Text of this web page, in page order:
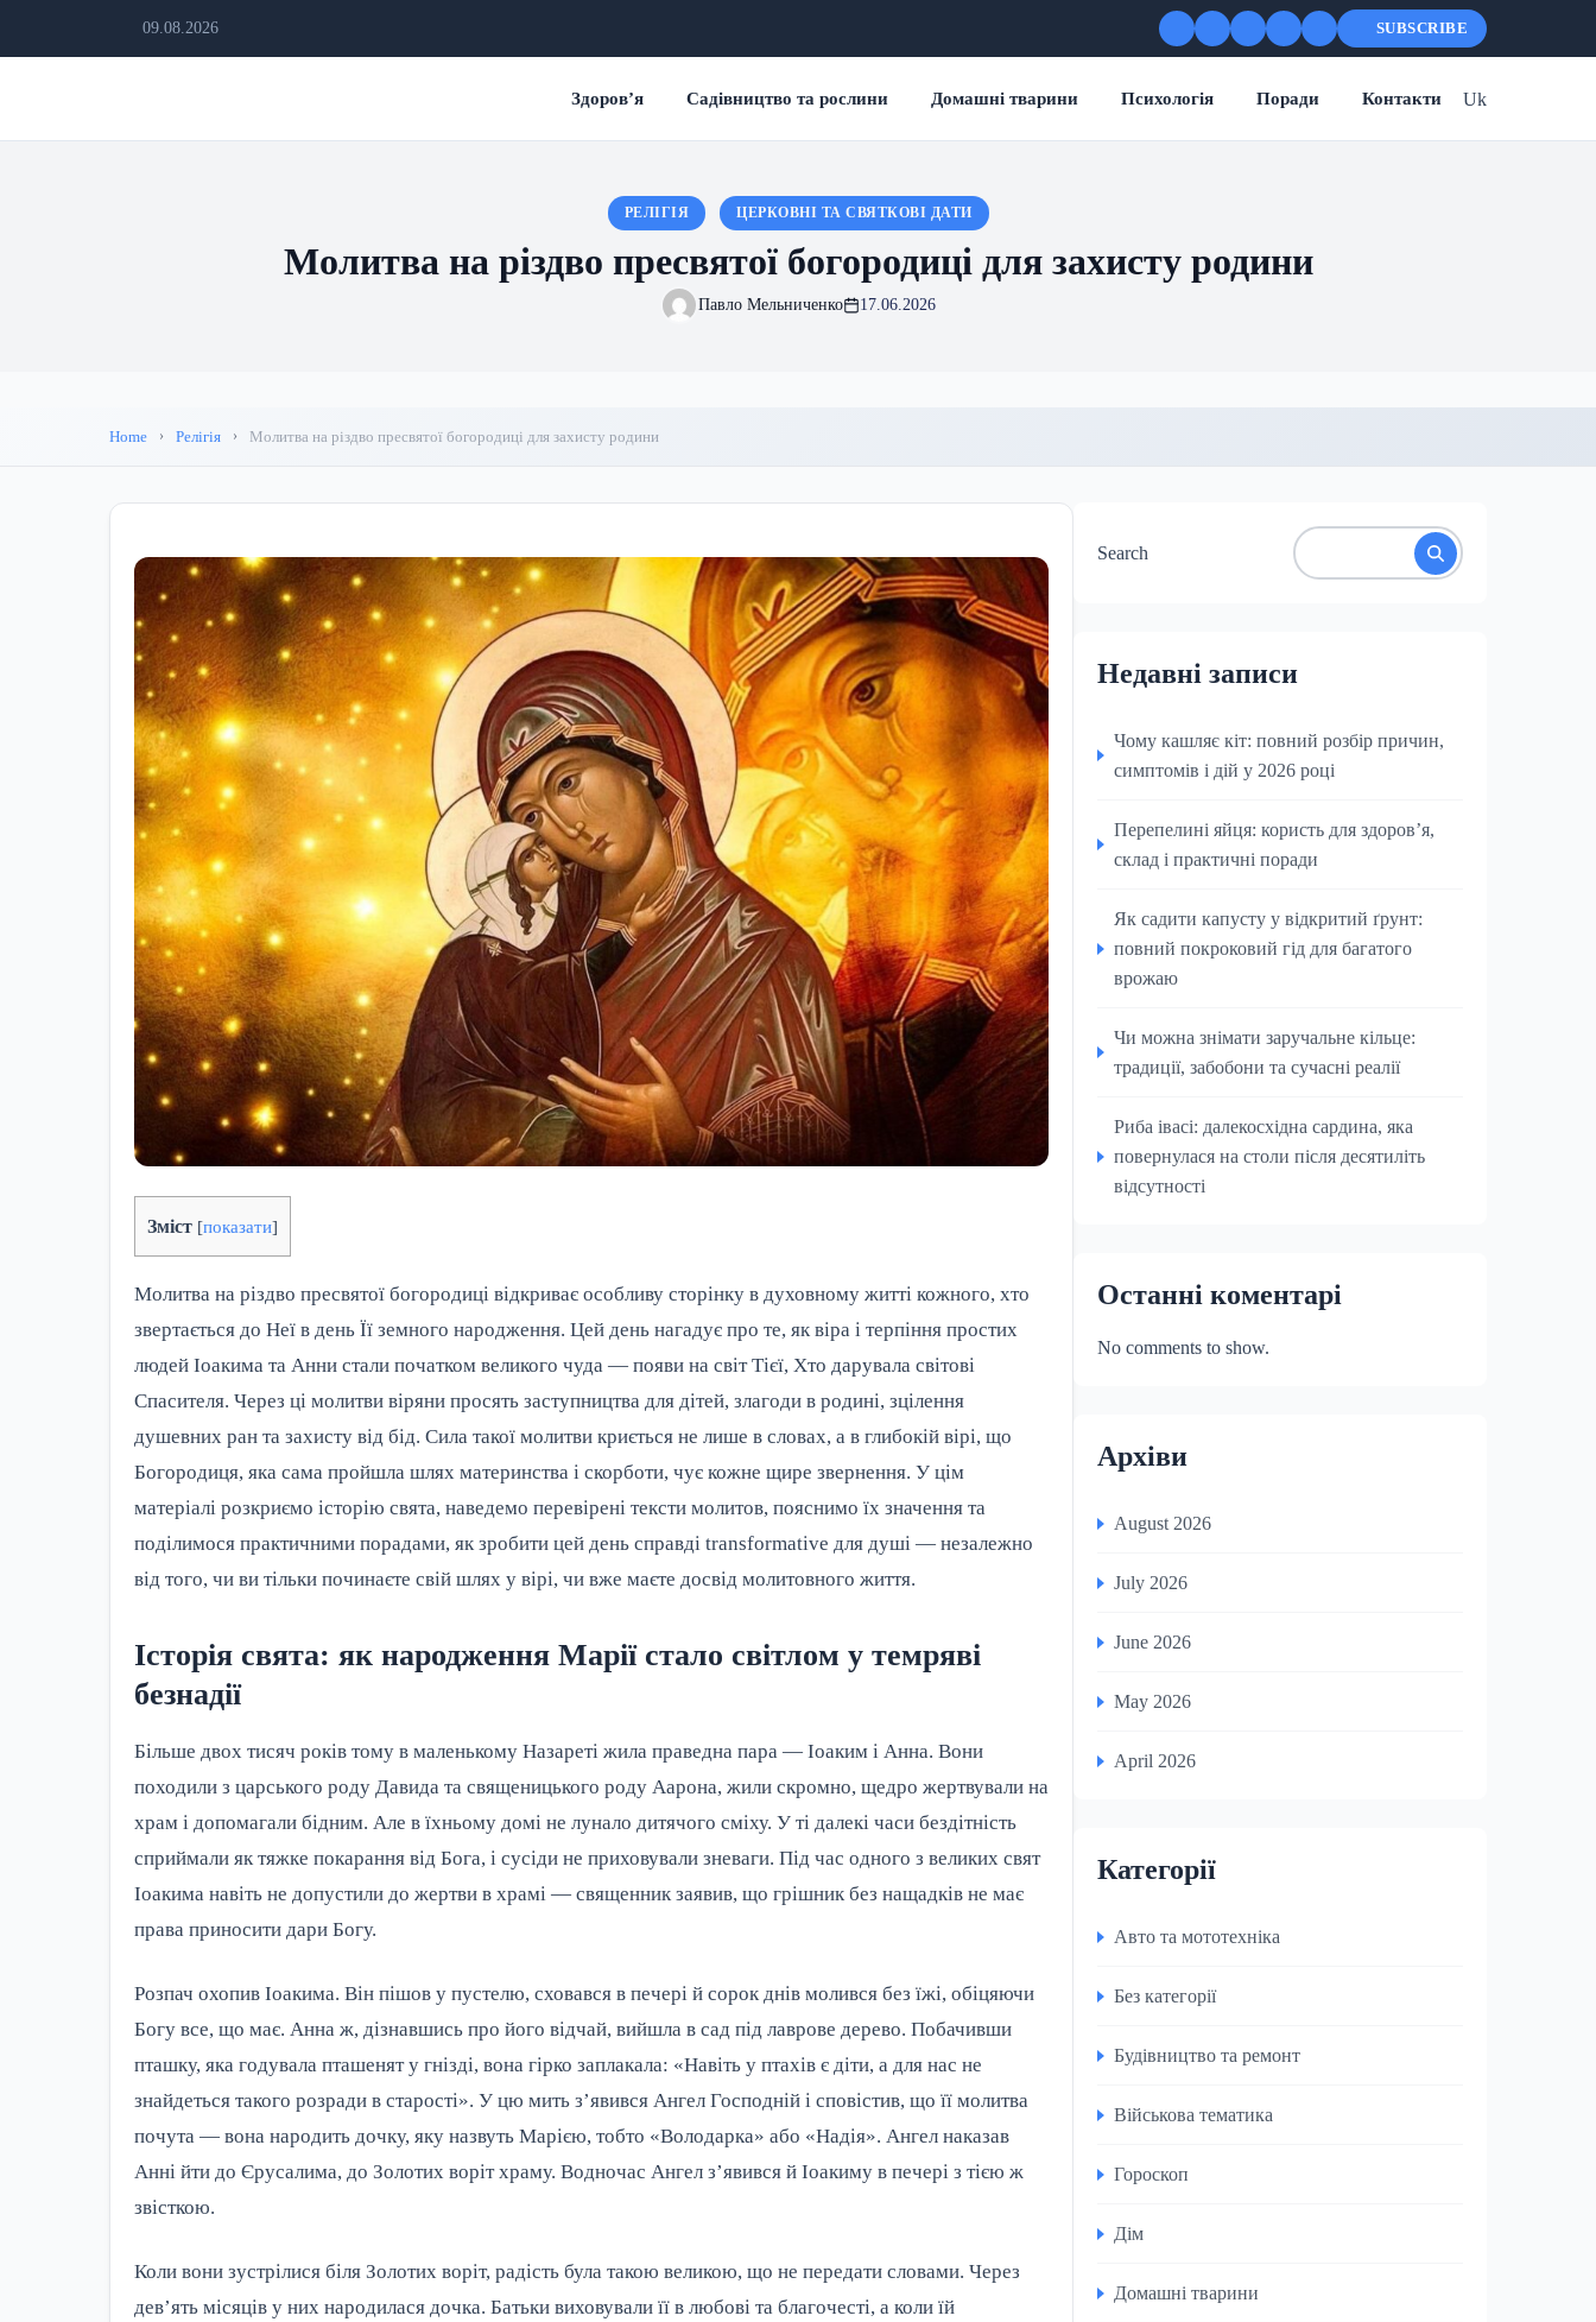
09.08.2026 SUBSCRIBE
Здоров’я Садівництво та рослини Домашні тварини Психологія Поради Контакти Uk
РЕЛІГІЯ ЦЕРКОВНІ ТА СВЯТКОВІ ДАТИ
Молитва на різдво пресвятої богородиці для захисту родини
Павло Мельниченко 17.06.2026
Home Релігія Молитва на різдво пресвятої богородиці для захисту родини
Зміст [показати]
Молитва на різдво пресвятої богородиці відкриває особливу сторінку в духовному житті кожного, хто
звертається до Неї в день Її земного народження. Цей день нагадує про те, як віра і терпіння простих
людей Іоакима та Анни стали початком великого чуда — появи на світ Тієї, Хто дарувала світові
Спасителя. Через ці молитви віряни просять заступництва для дітей, злагоди в родині, зцілення
душевних ран та захисту від бід. Сила такої молитви криється не лише в словах, а в глибокій вірі, що
Богородиця, яка сама пройшла шлях материнства і скорботи, чує кожне щире звернення. У цім
матеріалі розкриємо історію свята, наведемо перевірені тексти молитов, пояснимо їх значення та
поділимося практичними порадами, як зробити цей день справді transformative для душі — незалежно
від того, чи ви тільки починаєте свій шлях у вірі, чи вже маєте досвід молитовного життя.
Історія свята: як народження Марії стало світлом у темряві
безнадії
Більше двох тисяч років тому в маленькому Назареті жила праведна пара — Іоаким і Анна. Вони
походили з царського роду Давида та священицького роду Аарона, жили скромно, щедро жертвували на
храм і допомагали бідним. Але в їхньому домі не лунало дитячого сміху. У ті далекі часи бездітність
сприймали як тяжке покарання від Бога, і сусіди не приховували зневаги. Під час одного з великих свят
Іоакима навіть не допустили до жертви в храмі — священник заявив, що грішник без нащадків не має
права приносити дари Богу.
Розпач охопив Іоакима. Він пішов у пустелю, сховався в печері й сорок днів молився без їжі, обіцяючи
Богу все, що має. Анна ж, дізнавшись про його відчай, вийшла в сад під лаврове дерево. Побачивши
пташку, яка годувала пташенят у гнізді, вона гірко заплакала: «Навіть у птахів є діти, а для нас не
знайдеться такого розради в старості». У цю мить з’явився Ангел Господній і сповістив, що її молитва
почута — вона народить дочку, яку назвуть Марією, тобто «Володарка» або «Надія». Ангел наказав
Анні йти до Єрусалима, до Золотих воріт храму. Водночас Ангел з’явився й Іоакиму в печері з тією ж
звісткою.
Коли вони зустрілися біля Золотих воріт, радість була такою великою, що не передати словами. Через
дев’ять місяців у них народилася дочка. Батьки виховували її в любові та благочесті, а коли їй
Search
Недавні записи
Чому кашляє кіт: повний розбір причин,
симптомів і дій у 2026 році
Перепелині яйця: користь для здоров’я,
склад і практичні поради
Як садити капусту у відкритий ґрунт:
повний покроковий гід для багатого
врожаю
Чи можна знімати заручальне кільце:
традиції, забобони та сучасні реалії
Риба івасі: далекосхідна сардина, яка
повернулася на столи після десятиліть
відсутності
Останні коментарі
No comments to show.
Архіви
August 2026
July 2026
June 2026
May 2026
April 2026
Категорії
Авто та мототехніка
Без категорії
Будівництво та ремонт
Військова тематика
Гороскоп
Дім
Домашні тварини